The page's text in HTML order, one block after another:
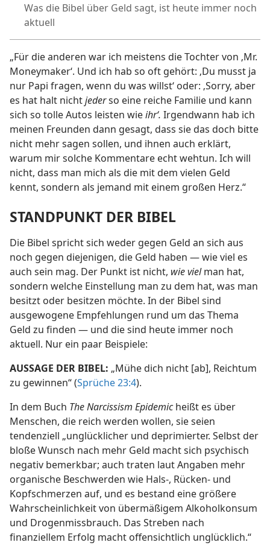
Was die Bibel über Geld sagt, ist heute immer noch
aktuell
„Für die anderen war ich meistens die Tochter von ‚Mr.
Moneymaker‘. Und ich hab so oft gehört: ‚Du musst ja
nur Papi fragen, wenn du was willst‘ oder: ‚Sorry, aber
es hat halt nichtjederso eine reiche Familie und kann
sich so tolle Autos leisten wieihr‘. Irgendwann hab ich
meinen Freunden dann gesagt, dass sie das doch bitte
nicht mehr sagen sollen, und ihnen auch erklärt,
warum mir solche Kommentare echt wehtun. Ich will
nicht, dass man mich als die mit dem vielen Geld
kennt, sondern als jemand mit einem großen Herz.“
STANDPUNKT DER BIBEL
Die Bibel spricht sich weder gegen Geld an sich aus
noch gegen diejenigen, die Geld haben — wie viel es
auch sein mag. Der Punkt ist nicht, wie vielman hat,
sondern welche Einstellung man zu dem hat, was man
besitzt oder besitzen möchte. In der Bibel sind
ausgewogene Empfehlungen rund um das Thema
Geld zu finden — und die sind heute immer noch
aktuell. Nur ein paar Beispiele:
AUSSAGE DER BIBEL: „Mühe dich nicht [ab], Reichtum
zu gewinnen“ (Sprüche 23:4).
In dem Buch The Narcissism Epidemicheißt es über
Menschen, die reich werden wollen, sie seien
tendenziell „unglücklicher und deprimierter. Selbst der
bloße Wunsch nach mehr Geld macht sich psychisch
negativ bemerkbar; auch traten laut Angaben mehr
organische Beschwerden wie Hals-, Rücken- und
Kopfschmerzen auf, und es bestand eine größere
Wahrscheinlichkeit von übermäßigem Alkoholkonsum
und Drogenmissbrauch. Das Streben nach
finanziellem Erfolg macht offensichtlich unglücklich.“